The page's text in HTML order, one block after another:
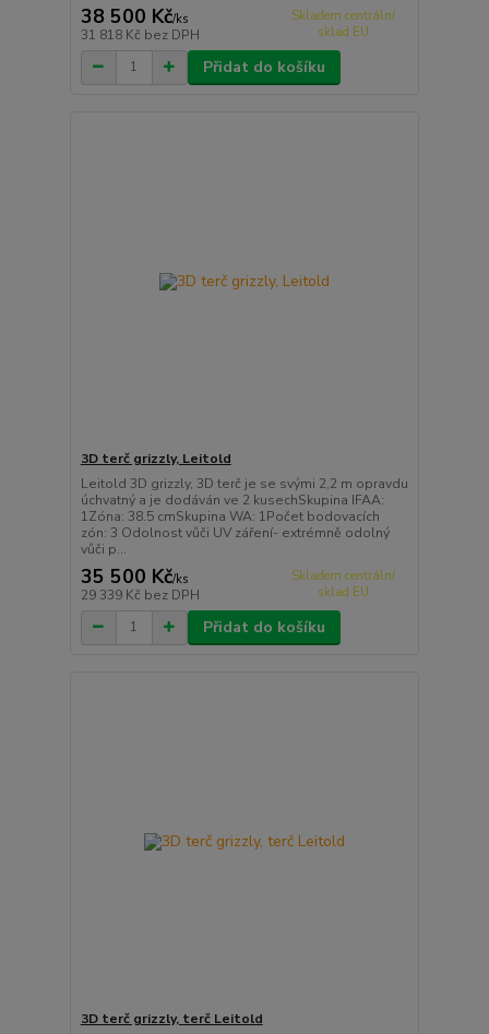
38 500 Kč/ks
31 818 Kč bez DPH
Skladem centrální
sklad EU
Přidat do košíku
3D terč grizzly, Leitold
Leitold 3D grizzly, 3D terč je se svými 2,2 m opravdu
úchvatný a je dodáván ve 2 kusechSkupina IFAA:
1Zóna: 38.5 cmSkupina WA: 1Počet bodovacích
zón: 3 Odolnost vůči UV záření- extrémně odolný
vůči p...
35 500 Kč/ks
29 339 Kč bez DPH
Skladem centrální
sklad EU
Přidat do košíku
3D terč grizzly, terč Leitold